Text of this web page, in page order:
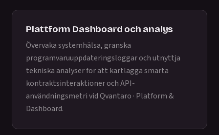
Plattform Dashboard och analys
Övervaka systemhälsa, granska
programvaruuppdateringsloggar och utnyttja
tekniska analyser för att kartlägga smarta
kontraktsinteraktioner och API-
användningsmetri vidQvantaro · Platform &
Dashboard.